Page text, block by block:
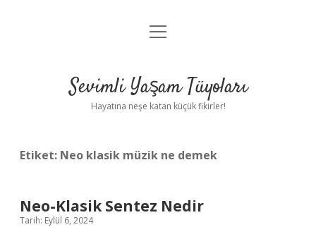
Anasayfa
Yasal Uyarı
menüyü
Sevimli Yaşam Tüyoları
Hayatına neşe katan küçük fikirler!
Etiket: Neo klasik müzik ne demek
Neo-Klasik Sentez Nedir
Tarih: Eylül 6, 2024